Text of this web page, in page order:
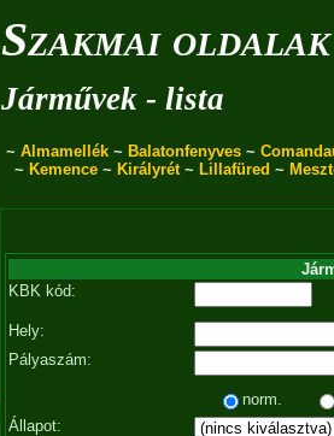
Szakmai oldalak
Járművek - lista
~ Almamellék ~ Balatonfenyves ~
~ Kemence~ Királyrét~ Lillafüred ~
KBK kód:
Hely:
Pályaszám:
norm.
Állapot: